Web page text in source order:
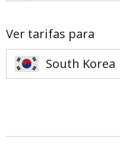
Ver tarifas para